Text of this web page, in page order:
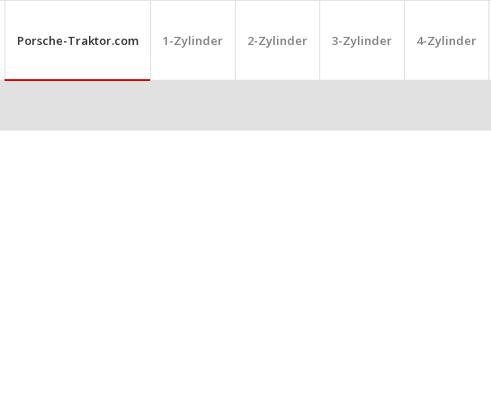
Porsche-Traktor.com 1-Zylinder 2-Zylinder 3-Zylinder 4-Zylinder